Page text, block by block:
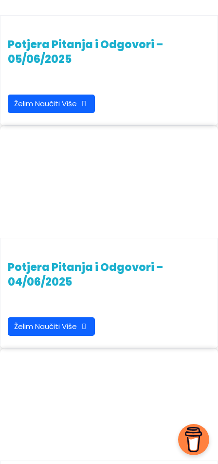
Potjera Pitanja i Odgovori –
05/06/2025
Želim Naučiti Više
Potjera Pitanja i Odgovori –
04/06/2025
Želim Naučiti Više